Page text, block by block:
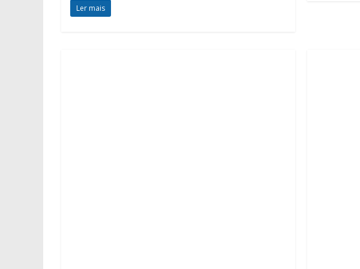
Ler mais